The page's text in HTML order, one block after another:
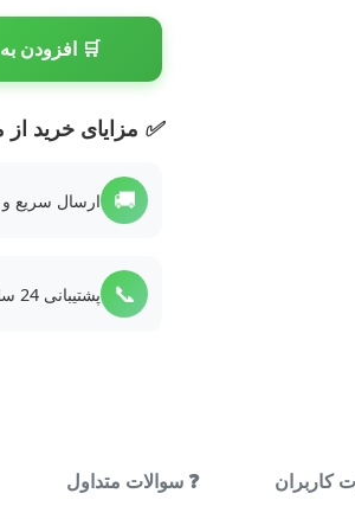
🛒 افزودن
✅ مزایای خرید از
🚚 ارسال سریع و
📞 پشتیبانی 24 ساعته
کاربران ❓ سوالات متداول